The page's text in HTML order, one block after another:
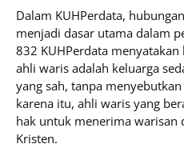
Dalam KUHPerdata,
menjadi dasar utama dalam
832 KUHPerdata
ahli waris adalah keluarga
yang sah, tanpa
karena itu, ahli waris yang
hak untuk menerima warisan
Kristen.